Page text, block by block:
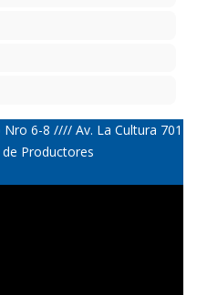
6-8 //// Av. La Cultura 701
Productores